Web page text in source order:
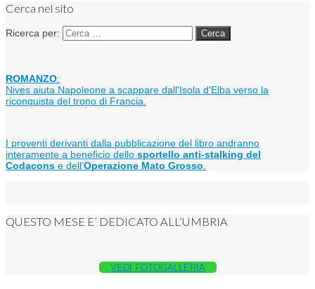
Cerca nel sito
Ricerca per:
ROMANZO:
Nives aiuta Napoleone a scappare dall'Isola d'Elba verso la
riconquista del trono di Francia.
I proventi derivanti dalla pubblicazione del libro andranno
interamente a beneficio dello sportello anti-stalking del
Codacons e dell’Operazione Mato Grosso
QUESTO MESE E’ DEDICATO ALL’UMBRIA
VEDI FOTOGALLERIA